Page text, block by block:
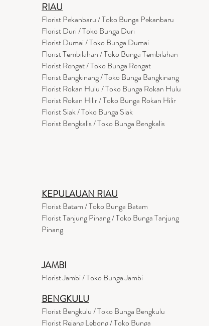
RIAU
Florist Pekanbaru / Toko Bunga Pekanbaru
Florist Duri / Toko Bunga Duri
Florist Dumai / Toko Bunga Dumai
Florist Tembilahan / Toko Bunga Tembilahan
Florist Rengat / Toko Bunga Rengat
Florist Bangkinang / Toko Bunga Bangkinang
Florist Rokan Hulu / Toko Bunga Rokan Hulu
Florist Rokan Hilir / Toko Bunga Rokan Hilir
Florist Siak / Toko Bunga Siak
Florist Bengkalis / Toko Bunga Bengkalis
KEPULAUAN RIAU
Florist Batam / Toko Bunga Batam
Florist Tanjung Pinang / Toko Bunga Tanjung
Pinang
JAMBI
Florist Jambi / Toko Bunga Jambi
BENGKULU
Florist Bengkulu / Toko Bunga Bengkulu
Florist Rejang Lebong / Toko Bunga